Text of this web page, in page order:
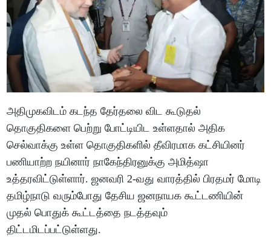
அதிமுகவிடம் கடந்த தேர்தலை விட கூடுதல்
தொகுதிகளை பெற்று போட்டியிட உள்ளதால் அதிக
செல்வாக்கு உள்ள தொகுதிகளில் தீவிரமாக கட்சியினர்
பணியாற்ற நயினார் நாகேந்திரனுக்கு அமித்ஷா
உத்தரவிட்டுள்ளார். ஜனவரி 2-வது வாரத்தில் பிரதமர் மோடி
தமிழ்நாடு வரும்போது தேசிய ஜனநாயக கூட்டணியின்
முதல் பொதுக் கூட்டத்தை நடத்தவும்
திட்டமிடப்பட்டுள்ளது.